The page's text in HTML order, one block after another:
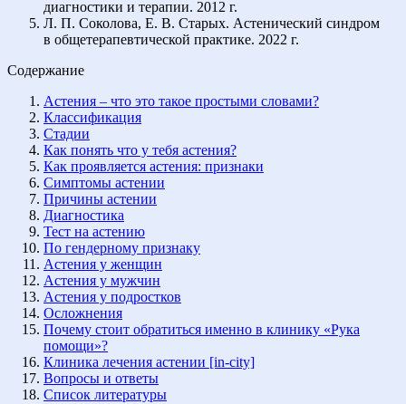
диагностики и терапии. 2012 г.
Л. П. Соколова, Е. В. Старых. Астенический синдром
в общетерапевтической практике. 2022 г.
Содержание
Астения – что это такое простыми словами?
Классификация
Стадии
Как понять что у тебя астения?
Как проявляется астения: признаки
Симптомы астении
Причины астении
Диагностика
Тест на астению
По гендерному признаку
Астения у женщин
Астения у мужчин
Астения у подростков
Осложнения
Почему стоит обратиться именно в клинику «Рука
помощи»?
Клиника лечения астении [in-city]
Вопросы и ответы
Список литературы